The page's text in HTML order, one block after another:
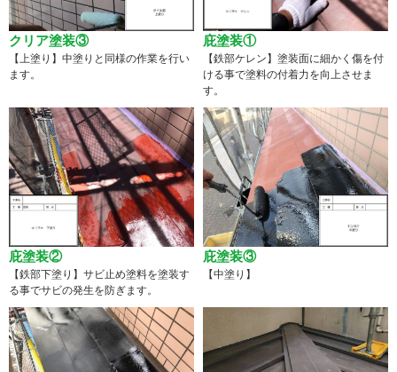
クリア塗装③
【上塗り】中塗りと同様の作業を行い
ます。
庇塗装①
【鉄部ケレン】塗装面に細かく傷を付
ける事で塗料の付着力を向上させま
す。
庇塗装②
【鉄部下塗り】サビ止め塗料を塗装す
る事でサビの発生を防ぎます。
庇塗装③
【中塗り】